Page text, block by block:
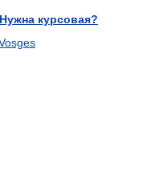
Нужна курсовая?